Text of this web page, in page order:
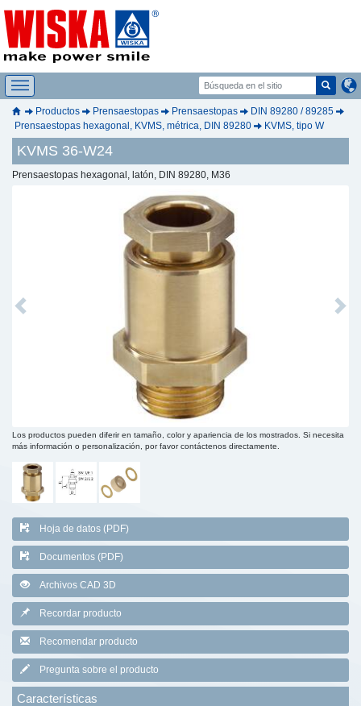
Productos Prensaestopas Prensaestopas
DIN 89280 / 89285
Prensaestopas hexagonal, KVMS, métrica, DIN 89280
KVMS, tipo W
KVMS 36-W24
Prensaestopas hexagonal, latón, DIN 89280, M36
Previous Next
Los productos pueden diferir en tamaño, color y apariencia de los mostrados. Si necesita
más información o personalización, por favor contáctenos directamente.
Hoja de datos (PDF)
Documentos (PDF)
Archivos CAD 3D
Recordar producto
Recomendar producto
Pregunta sobre el producto
Características